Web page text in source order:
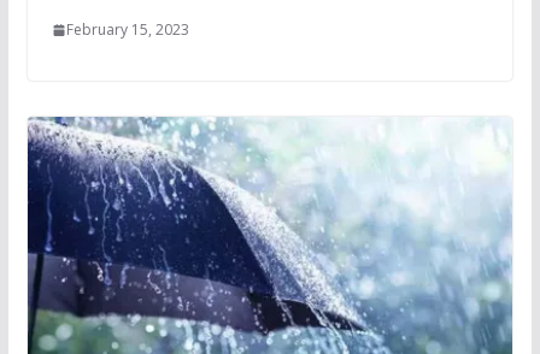
February 15, 2023